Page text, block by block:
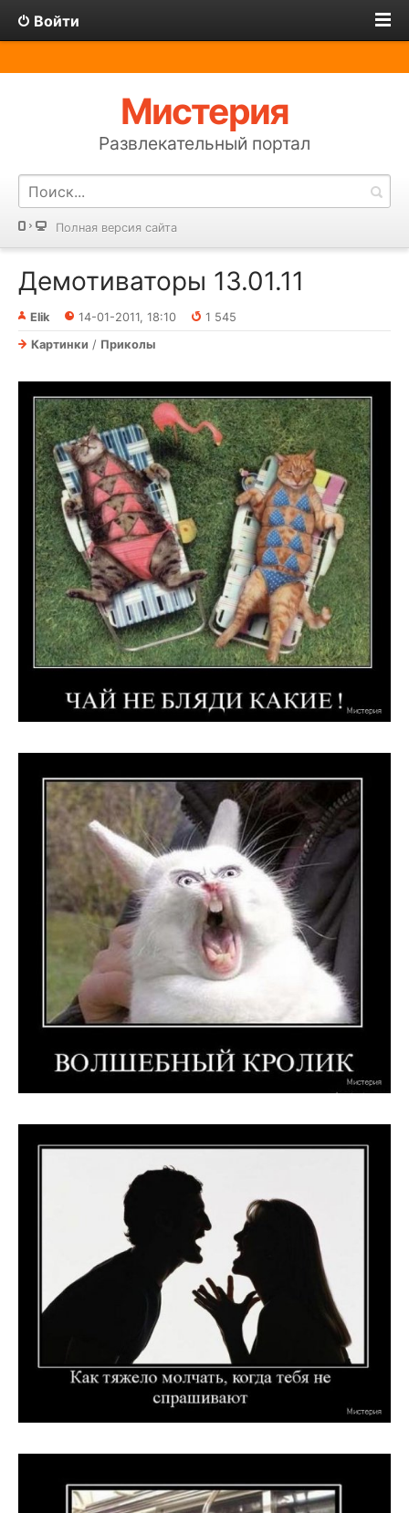
Войти
Мистерия
Развлекательный портал
Полная версия сайта
Демотиваторы 13.01.11
Elik 14-01-2011, 18:10
1 545
Картинки / Приколы